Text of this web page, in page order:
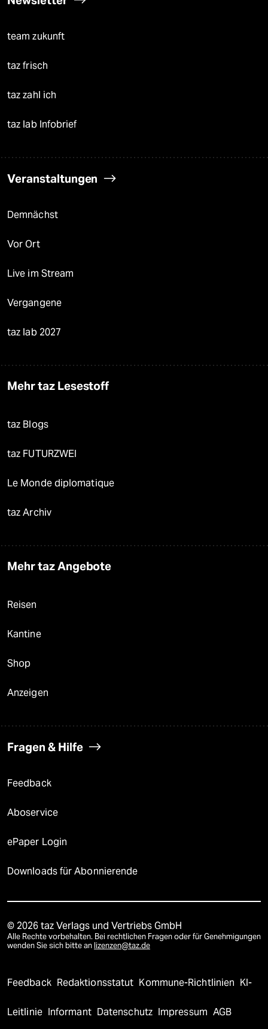
team zukunft
taz frisch
taz zahl ich
taz lab Infobrief
Veranstaltungen
Demnächst
Vor Ort
Live im Stream
Vergangene
taz lab 2027
Mehr taz Lesestoff
taz Blogs
taz FUTURZWEI
Le Monde diplomatique
taz Archiv
Mehr taz Angebote
Reisen
Kantine
Shop
Anzeigen
Fragen & Hilfe
Feedback
Aboservice
ePaper Login
Downloads für Abonnierende
© 2026 taz Verlags und Vertriebs GmbH
Alle Rechte vorbehalten. Bei rechtlichen Fragen oder für Genehmigungen
wenden Sie sich bitte an lizenzen@taz.de
Feedback Redaktionsstatut Kommune-Richtlinien KI-
Leitlinie Informant Datenschutz Impressum AGB